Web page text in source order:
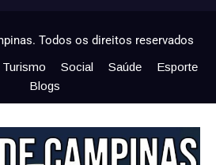
Todos os direitos reservados
Turismo Social Saúde
Esporte
Blogs